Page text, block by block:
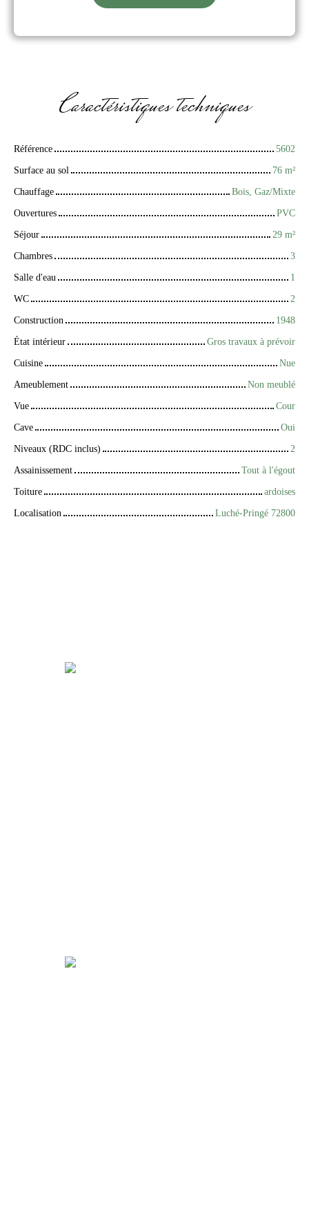
Caractéristiquestechniques
Référence
5602
Surface au sol
76 m²
Chauffage
Bois, Gaz/Mixte
Ouvertures
PVC
Séjour
29 m²
Chambres
3
Salle d'eau
1
WC
2
Construction
1948
État intérieur
Gros travaux à prévoir
Cuisine
Nue
Ameublement
Non meublé
Vue
Cour
Cave
Oui
Niveaux (RDC inclus)
2
Assainissement
Tout à l'égout
Toiture
ardoises
Localisation
Luché-Pringé 72800